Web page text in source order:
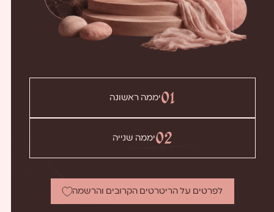
יממה ראשונה
יממה שנייה
לפרטים על הריטרטים הקרובים והרשמה